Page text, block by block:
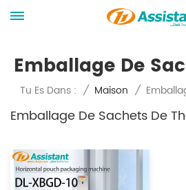
Emballage De
Tu Es Dans : / Maison /
Emballage De Sachets De